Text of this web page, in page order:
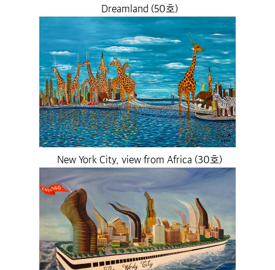
Dreamland (50호)
New York City, view from Africa (30호)